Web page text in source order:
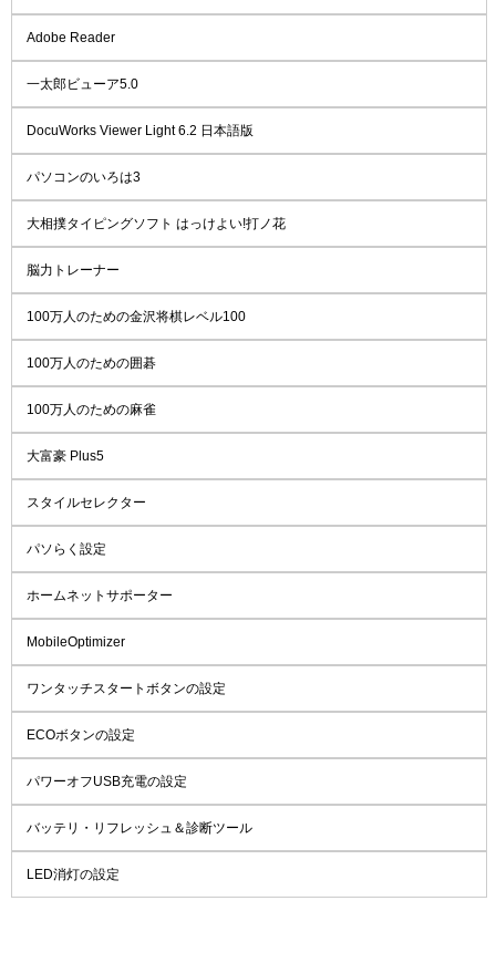
Adobe Reader
一太郎ビューア5.0
DocuWorks Viewer Light 6.2 日本語版
パソコンのいろは3
大相撲タイピングソフト はっけよい!打ノ花
脳力トレーナー
100万人のための金沢将棋レベル100
100万人のための囲碁
100万人のための麻雀
大富豪 Plus5
スタイルセレクター
パソらく設定
ホームネットサポーター
MobileOptimizer
ワンタッチスタートボタンの設定
ECOボタンの設定
パワーオフUSB充電の設定
バッテリ・リフレッシュ＆診断ツール
LED消灯の設定